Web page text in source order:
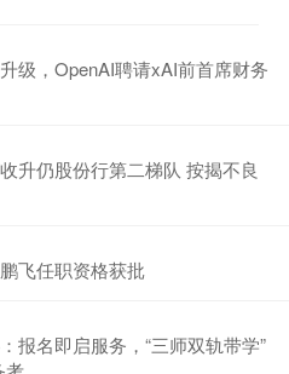
级，OpenAI聘请xAI前首席财务
升仍股份行第二梯队 按揭不良
飞任职资格获批
报名即启服务，“三师双轨带学”